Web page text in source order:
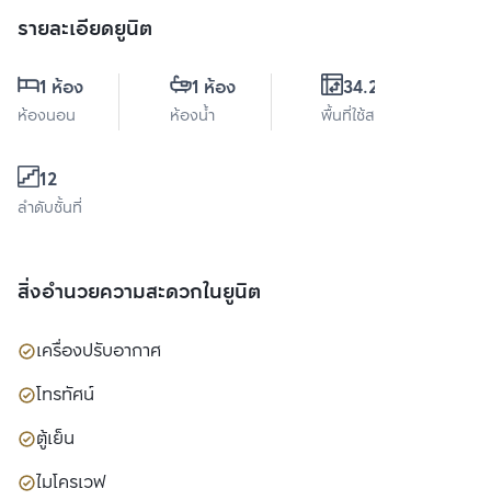
รายละเอียดยูนิต
1 ห้อง
ห้องนอน
1 ห้อง
ห้องน้ำ
34.28 ตร.ม.
พื้นที่ใช้สอย
12
ลำดับชั้นที่
สิ่งอำนวยความสะดวกในยูนิต
เครื่องปรับอากาศ
โทรทัศน์
ตู้เย็น
ไมโครเวฟ